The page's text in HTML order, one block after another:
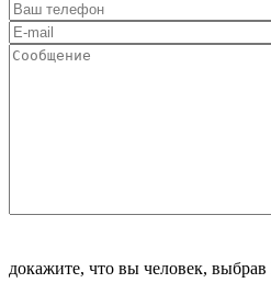
докажите, что вы человек, выбрав